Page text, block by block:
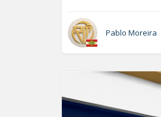
Pablo Moreira